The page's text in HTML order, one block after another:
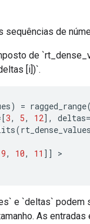
sequências de
de
[i])`.
) = ragged_range
3, 5, 12], deltas=
(
9, 10, 11 ]] >
e `deltas` podem
As